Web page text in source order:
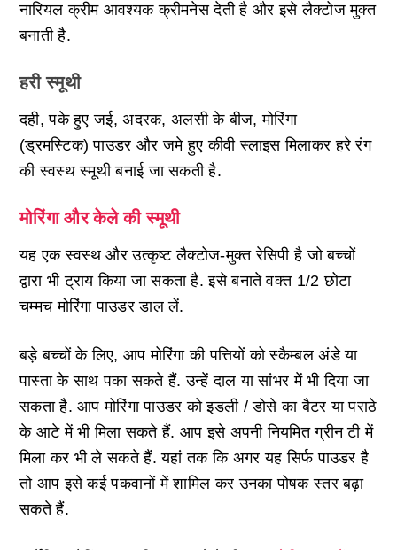
नारियल क्रीम आवश्यक क्रीमनेस देती है और इसे लैक्टोज मुक्त
बनाती है.
हरी स्मूथी
दही, पके हुए जई, अदरक, अलसी के बीज, मोरिंगा
(ड्रमस्टिक) पाउडर और जमे हुए कीवी स्लाइस मिलाकर हरे रंग
की स्वस्थ स्मूथी बनाई जा सकती है.
मोरिंगा और केले की स्मूथी
यह एक स्वस्थ और उत्कृष्ट लैक्टोज-मुक्त रेसिपी है जो बच्चों
द्वारा भी ट्राय किया जा सकता है. इसे बनाते वक्त 1/2 छोटा
चम्मच मोरिंगा पाउडर डाल लें.
बड़े बच्चों के लिए, आप मोरिंगा की पत्तियों को स्कैम्बल अंडे या
पास्ता के साथ पका सकते हैं. उन्हें दाल या सांभर में भी दिया जा
सकता है. आप मोरिंगा पाउडर को इडली / डोसे का बैटर या पराठे
के आटे में भी मिला सकते हैं. आप इसे अपनी नियमित ग्रीन टी में
मिला कर भी ले सकते हैं. यहां तक कि अगर यह सिर्फ पाउडर है
तो आप इसे कई पकवानों में शामिल कर उनका पोषक स्तर बढ़ा
सकते हैं.